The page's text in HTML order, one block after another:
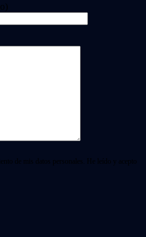
de mis datos personales. He leído y acepto